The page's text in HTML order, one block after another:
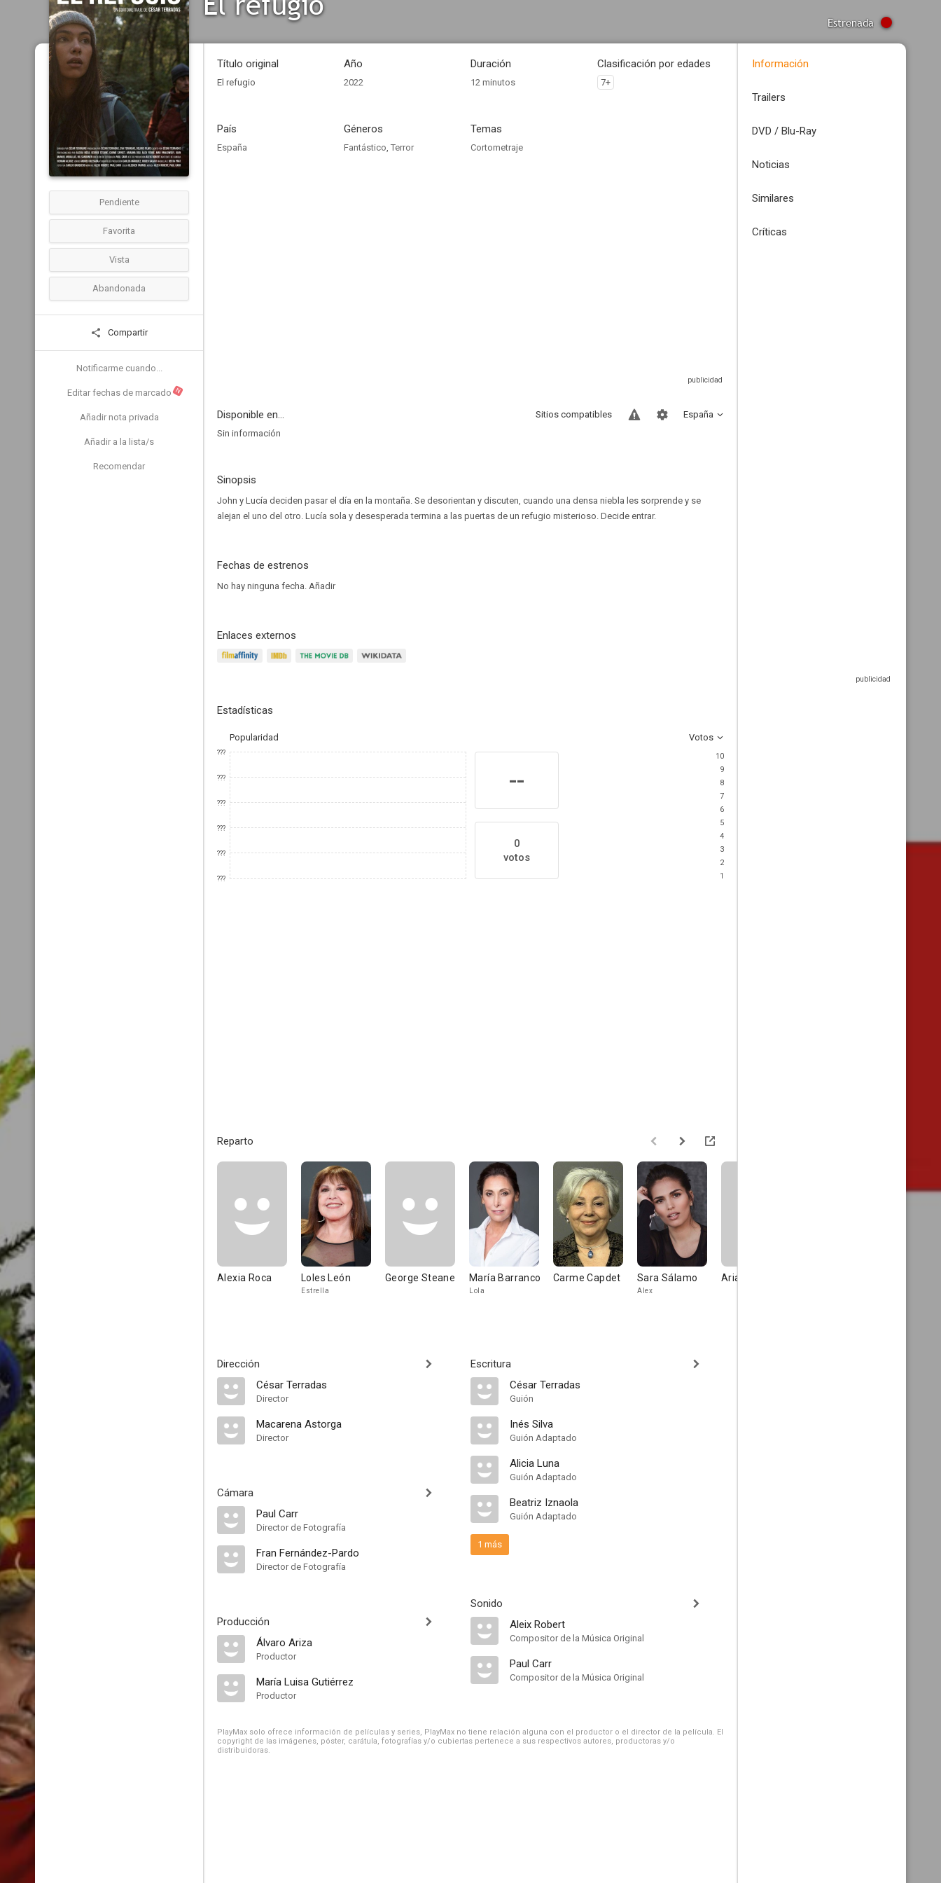
Estrenada
Pendiente
Favorita
Vista
Abandonada
Compartir
Notificarme cuando...
Editar fechas de marcado N
Añadir nota privada
Añadir a la lista/s
Recomendar
Título original
El refugio
Año
2022
Duración
12 minutos
Clasificación por edades
7+
País
España
Géneros
Fantástico, Terror
Temas
Cortometraje
Disponible en... España
Sitios compatibles
Sin información
Sinopsis
John y Lucía deciden pasar el día en la montaña. Se desorientan y discuten, cuando una densa niebla les sorprende y se
alejan el uno del otro. Lucía sola y desesperada termina a las puertas de un refugio misterioso. Decide entrar.
Fechas de estrenos
No hay ninguna fecha. Añadir
Enlaces externos
Estadísticas
Popularidad Votos
???
???
???
???
???
???
--
0
votos
10
9
8
7
6
5
4
3
2
1
Reparto
Alexia Roca Loles León
Estrella
George Steane María Barranco
Lola
Carme Capdet Sara Sálamo
Alex
Ariadna Deu
Dirección
César Terradas
Director
Macarena Astorga
Director
Cámara
Paul Carr
Director de Fotografía
Fran Fernández-Pardo
Director de Fotografía
Producción
Álvaro Ariza
Productor
María Luisa Gutiérrez
Productor
Escritura
César Terradas
Guión
Inés Silva
Guión Adaptado
Alicia Luna
Guión Adaptado
Beatriz Iznaola
Guión Adaptado
1 más
Sonido
Aleix Robert
Compositor de la Música Original
Paul Carr
Compositor de la Música Original
PlayMax solo ofrece información de películas y series, PlayMax no tiene relación alguna con el productor o el director de la película. El
copyright de las imágenes, póster, carátula, fotografías y/o cubiertas pertenece a sus respectivos autores, productoras y/o
distribuidoras.
Información
Trailers
DVD / Blu-Ray
Noticias
Similares
Críticas